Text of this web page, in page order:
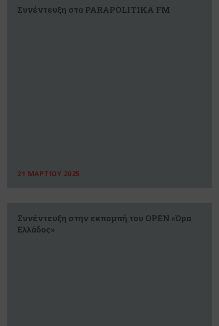
Συνέντευξη στα PARAPOLITIKA FM
21 ΜΑΡΤΙΟΥ 2025
Συνέντευξη στην εκπομπή του ΟΡΕΝ «Ώρα
Ελλάδος»